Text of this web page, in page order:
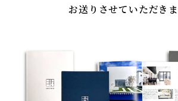
お送りさせていただきま